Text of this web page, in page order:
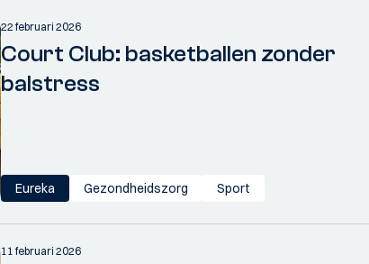
22 februari 2026
Court Club: basketballen zonder
balstress
Eureka Gezondheidszorg Sport
11 februari 2026